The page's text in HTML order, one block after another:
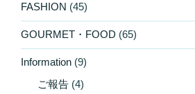
FASHION (45)
GOURMET・FOOD (65)
Information (9)
ご報告 (4)